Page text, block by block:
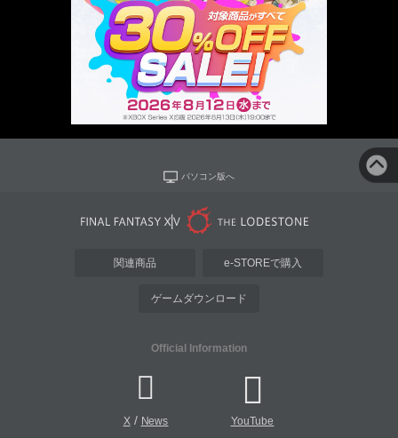
パソコン版へ
関連商品 e-STOREで購入
ゲームダウンロード
Official Information
X/ News YouTube